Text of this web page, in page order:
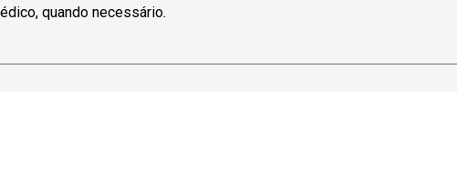
quando necessário.